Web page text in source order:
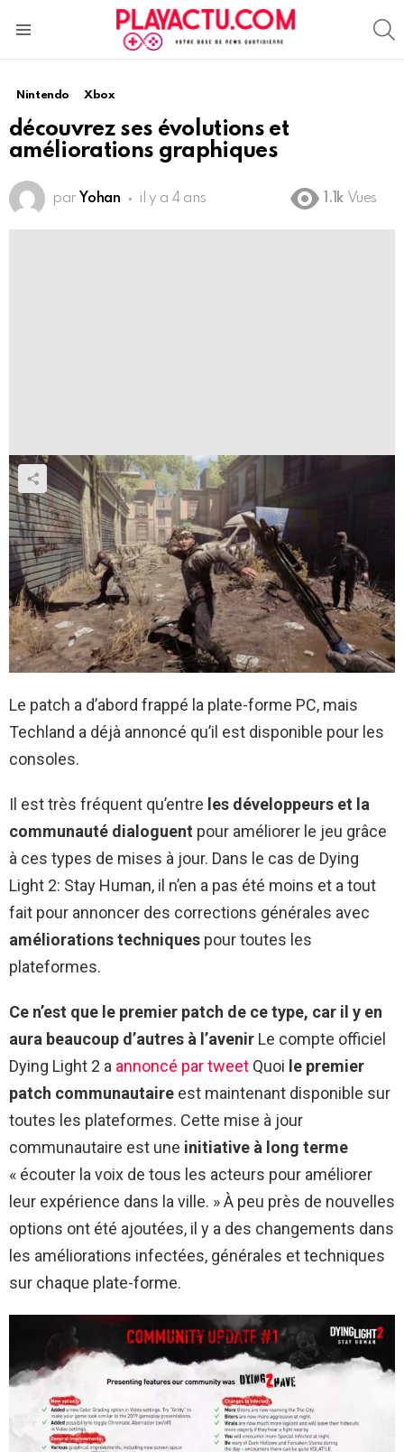
Nintendo Xbox
découvrez ses évolutions et
améliorations graphiques
par Yohan il y a 4 ans 1.1k Vues
Le patch a d’abord frappé la plate-forme PC, mais
Techland a déjà annoncé qu’il est disponible pour les
consoles.
Il est très fréquent qu’entre les développeurs et la
communauté dialoguent pour améliorer le jeu grâce
à ces types de mises à jour. Dans le cas de Dying
Light 2: Stay Human, il n’en a pas été moins et a tout
fait pour annoncer des corrections générales avec
améliorations techniques pour toutes les
plateformes.
Ce n’est que le premier patch de ce type, car il y en
aura beaucoup d’autres à l’avenir Le compte officiel
Dying Light 2 a annoncé par tweet Quoi le premier
patch communautaire est maintenant disponible sur
toutes les plateformes. Cette mise à jour
communautaire est une initiative à long terme
« écouter la voix de tous les acteurs pour améliorer
leur expérience dans la ville. » À peu près de nouvelles
options ont été ajoutées, il y a des changements dans
les améliorations infectées, générales et techniques
sur chaque plate-forme.